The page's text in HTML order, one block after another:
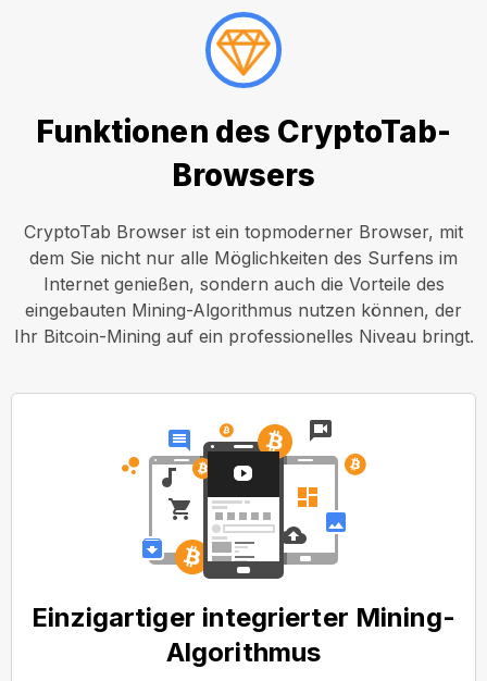
Funktionen des CryptoTab-
Browsers
CryptoTab Browser ist ein topmoderner Browser, mit
dem Sie nicht nur alle Möglichkeiten des Surfens im
Internet genießen, sondern auch die Vorteile des
eingebauten Mining-Algorithmus nutzen können, der
Ihr Bitcoin-Mining auf ein professionelles Niveau bringt.
Einzigartiger integrierter Mining-
Algorithmus